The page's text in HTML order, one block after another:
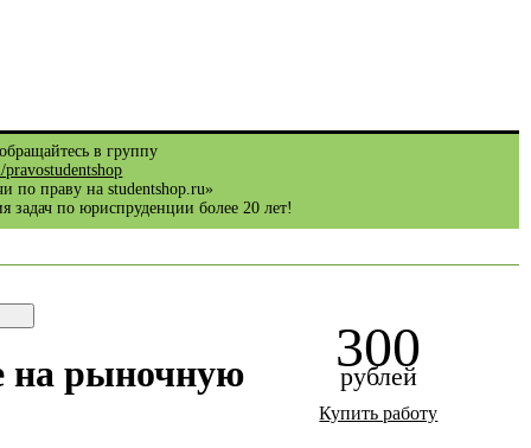
в группу
по праву на studentshop.ru»
задач по юриспруденции более 20 лет!
на рыночную
300
рублей